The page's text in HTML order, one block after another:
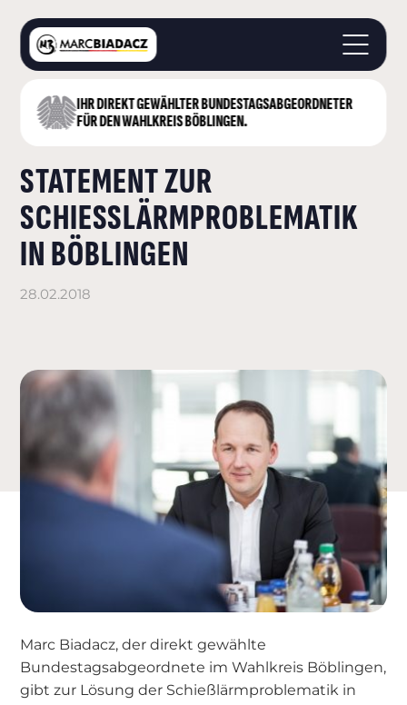
IHR DIREKT GEWÄHLTER BUNDESTAGS­ABGEORDNETER
FÜR DEN WAHLKREIS BÖBLINGEN.
STARTSEITE
LANDKREIS BÖBLINGEN
DEUTSCHER BUNDESTAG
AKTUELLES
KONTAKT
STATEMENT ZUR
SCHIESSLÄRMPROBLEMATIK I
N BÖBLINGEN
28.02.2018
Marc Biadacz, der direkt gewählte
Bundestagsabgeordnete im Wahlkreis Böblingen,
gibt zur Lösung der Schießlärmproblematik in